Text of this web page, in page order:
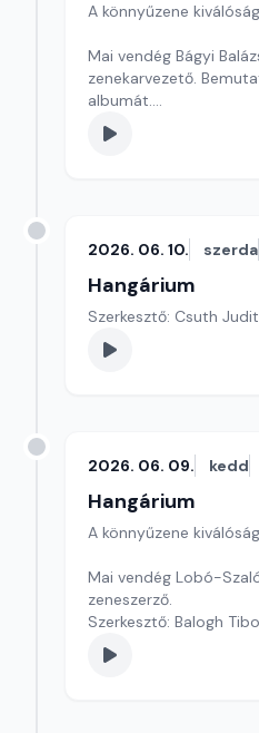
A könnyűzene
Mai vendég Bágyi
zenekarvezető.
albumát.
Szerkesztő: Balogh Tibor
2026. 06. 10. szerda
Hangárium
Szerkesztő: Csuth Judit
2026. 06. 09. kedd
Hangárium
A könnyűzene
Mai vendég Lobó-
zeneszerző.
Szerkesztő: Balogh